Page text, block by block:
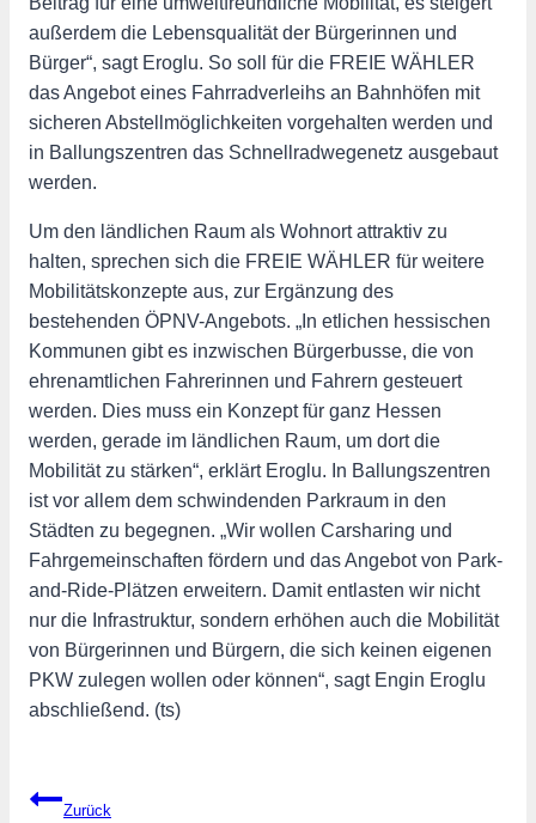
außerdem die Lebensqualität der Bürgerinnen und
Bürger“, sagt Eroglu. So soll für die FREIE WÄHLER
das Angebot eines Fahrradverleihs an Bahnhöfen mit
sicheren Abstellmöglichkeiten vorgehalten werden und
in Ballungszentren das Schnellradwegenetz ausgebaut
werden.
Um den ländlichen Raum als Wohnort attraktiv zu
halten, sprechen sich die FREIE WÄHLER für weitere
Mobilitätskonzepte aus, zur Ergänzung des
bestehenden ÖPNV-Angebots. „In etlichen hessischen
Kommunen gibt es inzwischen Bürgerbusse, die von
ehrenamtlichen Fahrerinnen und Fahrern gesteuert
werden. Dies muss ein Konzept für ganz Hessen
werden, gerade im ländlichen Raum, um dort die
Mobilität zu stärken“, erklärt Eroglu. In Ballungszentren
ist vor allem dem schwindenden Parkraum in den
Städten zu begegnen. „Wir wollen Carsharing und
Fahrgemeinschaften fördern und das Angebot von Park-
and-Ride-Plätzen erweitern. Damit entlasten wir nicht
nur die Infrastruktur, sondern erhöhen auch die Mobilität
von Bürgerinnen und Bürgern, die sich keinen eigenen
PKW zulegen wollen oder können“, sagt Engin Eroglu
abschließend. (ts)
Beitragsnavigation
Zurück